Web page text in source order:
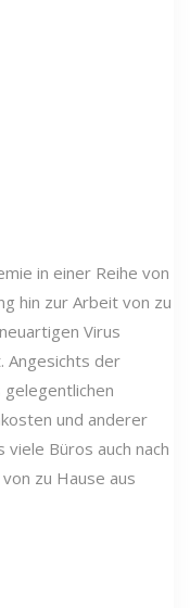
in einer Reihe von
hin zur Arbeit von zu
Virus
Angesichts der
und anderer
Büros auch nach
zu Hause aus